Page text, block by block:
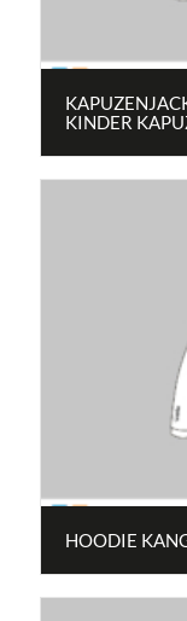
KINDER
HOODIE